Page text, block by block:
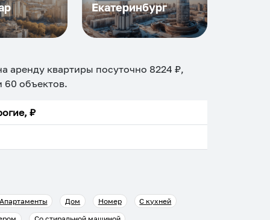
Екатеринбург
аренду квартиры посуточно 8224 ₽,
60 объектов.
₽
Апартаменты Дом Номер
С кухней